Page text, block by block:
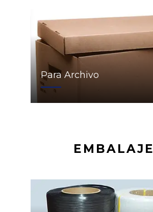
Para Archivo
EMBALAJE